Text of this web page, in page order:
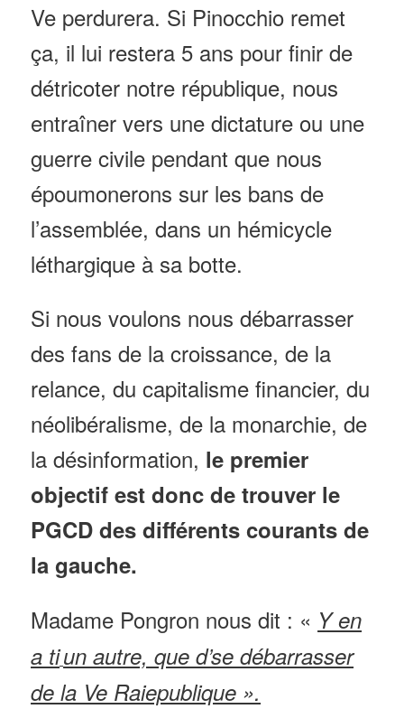
Ve perdurera. Si Pinocchio remet
ça, il lui restera 5 ans pour finir de
détricoter notre république, nous
entraîner vers une dictature ou une
guerre civile pendant que nous
époumonerons sur les bans de
l’assemblée, dans un hémicycle
léthargique à sa botte.
Si nous voulons nous débarrasser
des fans de la croissance, de la
relance, du capitalisme financier, du
néolibéralisme, de la monarchie, de
la désinformation, le premier
objectifest donc de trouver le
PGCD des différents courants de
la gauche.
Madame Pongron nous dit : « Y en
a tiun autre, que d’se débarrasser
de la Ve Raiepublique ».